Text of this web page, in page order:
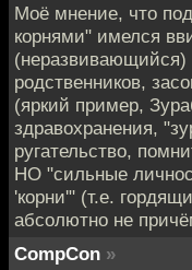
Моё мнение, что
корнями" имелся
(неразвивающийся)
родственников,
(яркий пример,
здравохранения,
ругательство,
НО "сильные
'корни'" (т.е.
абсолютно не
CompCon »